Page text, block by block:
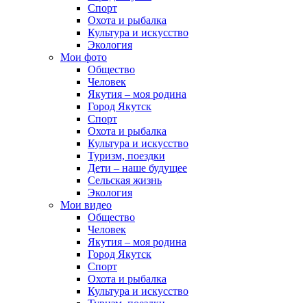
Спорт
Охота и рыбалка
Культура и искусство
Экология
Мои фото
Общество
Человек
Якутия – моя родина
Город Якутск
Спорт
Охота и рыбалка
Культура и искусство
Туризм, поездки
Дети – наше будущее
Сельская жизнь
Экология
Мои видео
Общество
Человек
Якутия – моя родина
Город Якутск
Спорт
Охота и рыбалка
Культура и искусство